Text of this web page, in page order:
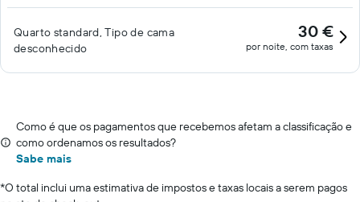
Quarto standard, Tipo de cama
desconhecido
30 €
por noite, com taxas
Como é que os pagamentos que recebemos afetam a classificação e
como ordenamos os resultados?
Sabe mais
*O total inclui uma estimativa de impostos e taxas locais a serem pagos